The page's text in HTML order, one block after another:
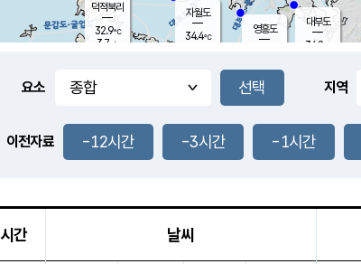
풍도
5.0m/s
영흥도
자월도
34.4℃
대부도
34.8
-
덕적북리
32.9℃
3.7 m/s
요소 지역
이전자료 -12시간 -3시간 -1시간
시간 날씨